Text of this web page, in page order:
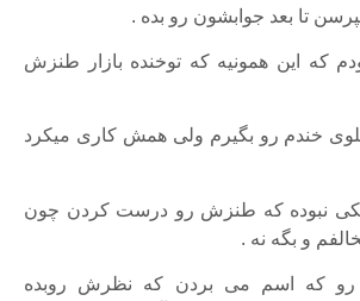
تا بعد جوابشون رو بده .
که این همونیه که توخنده بازار طنزش
خندم رو بگیرم ولی همش کاری میکرد
الکی نبوده که طنزش رو درست کردن چون
و بگه نه .
رو که اسم می بردن که نظرش روبده